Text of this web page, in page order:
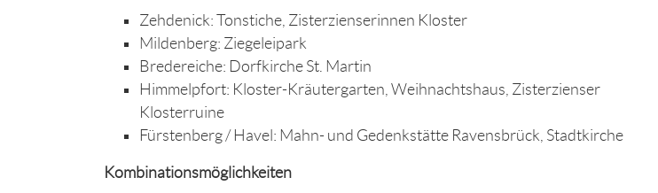
Zehdenick: Tonstiche, Zisterzienserinnen Kloster
Mildenberg: Ziegeleipark
Bredereiche: Dorfkirche St. Martin
Himmelpfort: Kloster-Kräutergarten, Weihnachtshaus, Zisterzienser
Klosterruine
Fürstenberg / Havel: Mahn- und Gedenkstätte Ravensbrück, Stadtkirche
Kombinationsmöglichkeiten